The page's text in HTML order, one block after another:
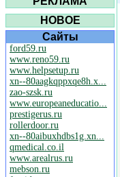
НОВОЕ
Сайты
ford59.ru
www.reno59.ru
www.helpsetup.ru
xn--80aagkqppxqe8h.x...
zao-szsk.ru
www.europeaneducatio...
prestigerus.ru
rollerdoor.ru
xn--80aibuxhdbs1g.xn...
qmedical.co.il
www.arealrus.ru
mebson.ru